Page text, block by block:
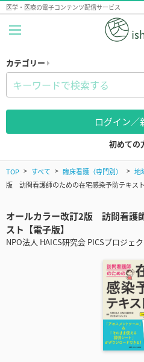
医学・医療の電子コンテンツ配信サービス
カテゴリー
ログイン／
初めての
TOP すべて 臨床看護（専門別） 地
版 訪問看護師のための在宅感染予防テキスト
オールカラー改訂2版 訪問看護
スト【電子版】
NPO法人 HAICS研究会 PICSプロジェ